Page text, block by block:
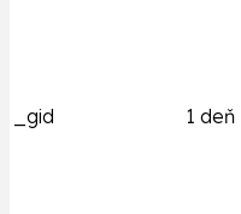
_gid 1 deň